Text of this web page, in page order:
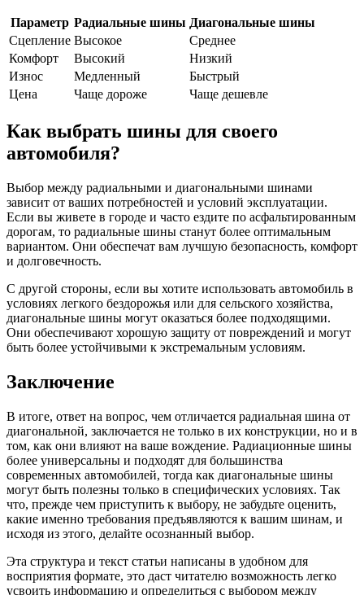
Параметр Радиальные шины Диагональные шины
Сцепление Высокое
Среднее
Комфорт
Высокий
Низкий
Износ
Медленный
Быстрый
Цена
Чаще дороже Чаще дешевле
Как выбрать шины для своего
автомобиля?
Выбор между радиальными и диагональными шинами
зависит от ваших потребностей и условий эксплуатации.
Если вы живете в городе и часто ездите по асфальтированным
дорогам, то радиальные шины станут более оптимальным
вариантом. Они обеспечат вам лучшую безопасность, комфорт
и долговечность.
С другой стороны, если вы хотите использовать автомобиль в
условиях легкого бездорожья или для сельского хозяйства,
диагональные шины могут оказаться более подходящими.
Они обеспечивают хорошую защиту от повреждений и могут
быть более устойчивыми к экстремальным условиям.
Заключение
В итоге, ответ на вопрос, чем отличается радиальная шина от
диагональной, заключается не только в их конструкции, но и в
том, как они влияют на ваше вождение. Радиационные шины
более универсальны и подходят для большинства
современных автомобилей, тогда как диагональные шины
могут быть полезны только в специфических условиях. Так
что, прежде чем приступить к выбору, не забудьте оценить,
какие именно требования предъявляются к вашим шинам, и
исходя из этого, делайте осознанный выбор.
Эта структура и текст статьи написаны в удобном для
восприятия формате, это даст читателю возможность легко
усвоить информацию и определиться с выбором между